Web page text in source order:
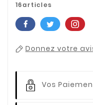
16articles
Donnez votre
Vos